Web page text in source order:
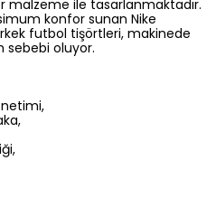
malzeme ile tasarlanmaktadır.
konfor sunan Nike
futbol tişörtleri, makinede
sebebi oluyor.